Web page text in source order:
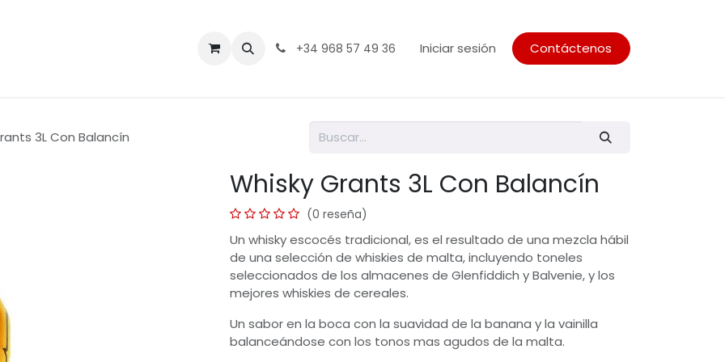
+34 968 57 49 36 Iniciar sesión Contáctenos
3L Con Balancín
Whisky Grants 3L Con Balancín
(0 reseña)
Un whisky escocés tradicional, es el resultado de una mezcla hábil
de una selección de whiskies de malta, incluyendo toneles
seleccionados de los almacenes de Glenfiddich y Balvenie, y los
mejores whiskies de cereales.
Un sabor en la boca con la suavidad de la banana y la vainilla
balanceándose con los tonos mas agudos de la malta.